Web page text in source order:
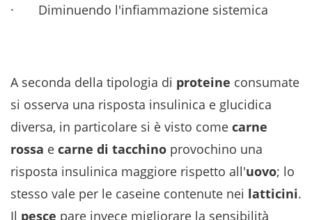
· Diminuendo l'infiammazione sistemica
A seconda della tipologia di proteine consumate
si osserva una risposta insulinica e glucidica
diversa, in particolare si è visto come carne
rossa e carne di tacchino provochino una
risposta insulinica maggiore rispetto all'uovo; lo
stesso vale per le caseine contenute nei latticini.
Il pesce pare invece migliorare la sensibilità